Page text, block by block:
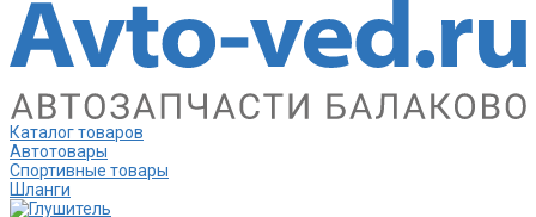
Каталог товаров
Автотовары
Спортивные товары
Шланги